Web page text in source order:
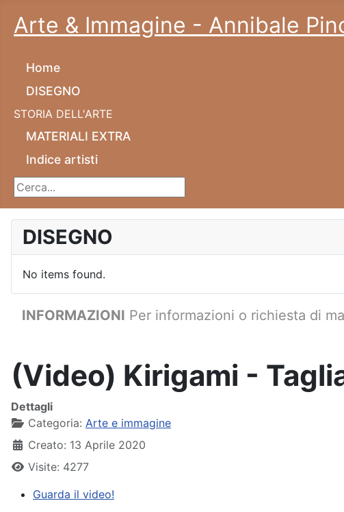
Arte & Immagine - Annibale
Home
DISEGNO
STORIA DELL'ARTE
MATERIALI EXTRA
Indice artisti
Cerca...
DISEGNO
No items found.
INFORMAZIONI Per informazioni o richiesta di
(Video) Kirigami -
Dettagli
Categoria: Arte e immagine
Creato: 13 Aprile 2020
Visite: 4277
Guarda il video!